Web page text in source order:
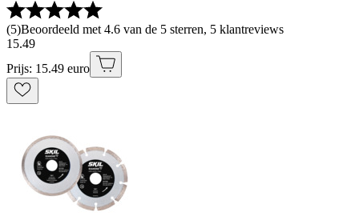
(5)Beoordeeld met 4.6 van de 5 sterren, 5 klantreviews
15.49
Prijs: 15.49 euro